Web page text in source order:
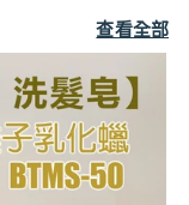
查看全部